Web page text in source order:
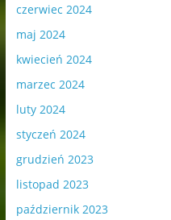
czerwiec 2024
maj 2024
kwiecień 2024
marzec 2024
luty 2024
styczeń 2024
grudzień 2023
listopad 2023
październik 2023